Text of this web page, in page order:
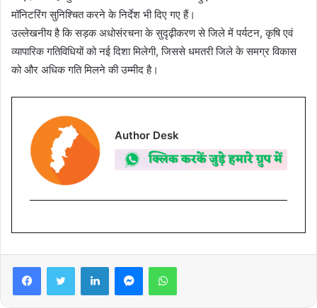
मॉनिटरिंग सुनिश्चित करने के निर्देश भी दिए गए हैं।
उल्लेखनीय है कि सड़क अधोसंरचना के सुदृढ़ीकरण से जिले में पर्यटन, कृषि एवं
व्यापारिक गतिविधियों को नई दिशा मिलेगी, जिससे धमतरी जिले के समग्र विकास
को और अधिक गति मिलने की उम्मीद है।
Author Desk
FacebookTwitter LinkedInMessengerWhatsApp